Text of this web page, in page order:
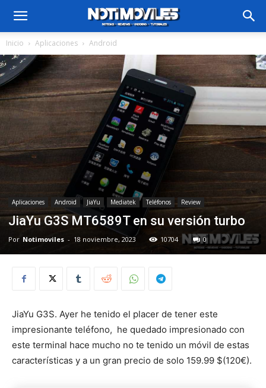
Inicio Aplicaciones Android
Aplicaciones Android JiaYu Mediatek Teléfonos Review
JiaYu G3S MT6589T en su versión turbo
Por Notimoviles - 18 noviembre, 2023 10704 0
JiaYu G3S. Ayer he tenido el placer de tener este
impresionante teléfono, he quedado impresionado con
este terminal hace mucho no te tenido un móvil de estas
características y a un gran precio de solo 159.99 $(120€).